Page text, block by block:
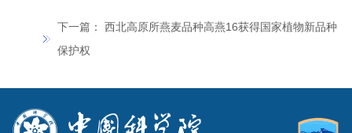
下一篇： 西北高原所燕麦品种高燕16获得国家植物新品种
保护权